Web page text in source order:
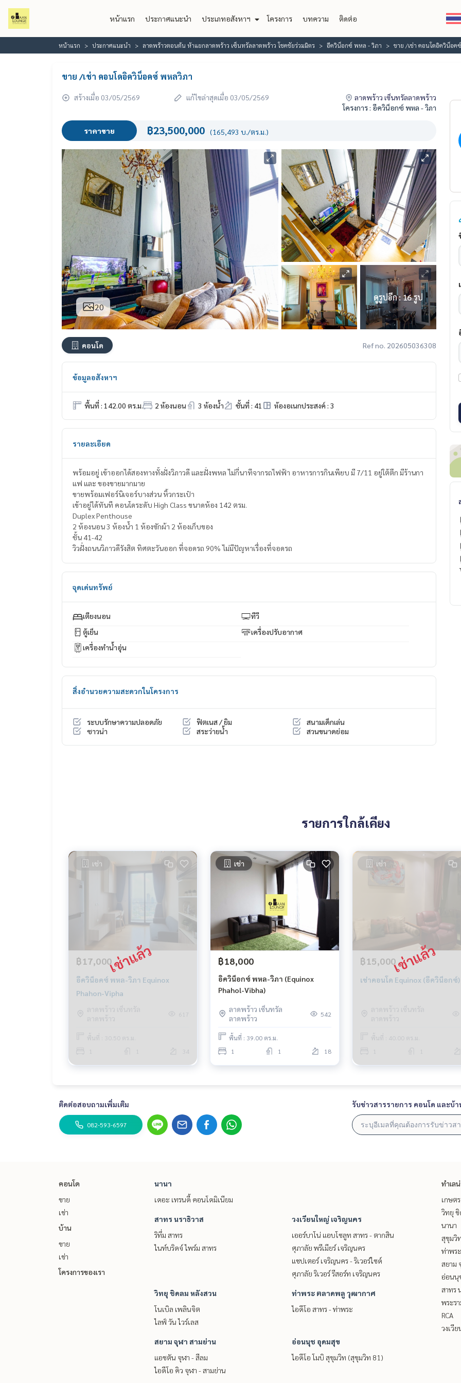
หน้าแรก ประกาศแนะนำ ประเภทอสังหาฯ โครงการ บทความ ติดต่อ
หน้าแรก ประกาศแนะนำ ลาดพร้าวตอนต้น ห้าแยกลาดพร้าว เซ็นทรัลลาดพร้าว โชคชัยร่วมมิตร อีควิน็อกซ์ พหล - วิภา ขาย /เช่า คอนโดอิควิน็อค
ขาย /เช่า คอนโดอิควิน็อคซ์ พหลวิภา
สร้างเมื่อ 03/05/2569 แก้ไขล่าสุดเมื่อ 03/05/2569
ลาดพร้าว เซ็นทรัลลาดพร้าว
โครงการ : อีควิน็อกซ์ พหล - วิภา
ราคาขาย ฿23,500,000 (165,493 บ./ตร.ม.)
20
ดูรูปอีก : 16 รูป
คอนโด Ref no. 202605036308
ข้อมูลอสังหาฯ
พื้นที่ : 142.00 ตร.ม. 2 ห้องนอน 3 ห้องน้ำ ชั้นที่ : 41 ห้องอเนกประสงค์ : 3
รายละเอียด
พร้อมอยู่ เข้าออกได้สองทางทั้งฝั่งวิภาวดี และฝั่งพหล ไม่กี่นาทีจากรถไฟฟ้า อาหารการกินเพียบ มี 7/11 อยู่ใต้ตึก มีร้านกา
แฟ และ ของขายมากมาย
ขายพร้อมเฟอร์นิเจอร์บางส่วน หิ้วกระเป๋า
เข้าอยู่ได้ทันที คอนโดระดับ High Class ขนาดห้อง 142 ตรม.
Duplex Penthouse
2 ห้องนอน 3 ห้องน้ำ 1 ห้องซักผ้า 2 ห้องเก็บของ
ชั้น 41-42
วิวฝั่งถนนวิภาวดีรังสิต ทิศตะวันออก ที่จอดรถ 90% ไม่มีปัญหาเรื่องที่จอดรถ
จุดเด่นทรัพย์
เตียงนอน
ทีวี
ตู้เย็น
เครื่องปรับอากาศ
เครื่องทำน้ำอุ่น
สิ่งอำนวยความสะดวกในโครงการ
ระบบรักษาความปลอดภัย ฟิตเนส / ยิม
สนามเด็กเล่น
ซาวน่า
สระว่ายน้ำ สวนขนาดย่อม
รายการใกล้เคียง
เช่า
฿17,000
อีควิน็อคซ์ พหล-วิภา Equinox
Phahon-Vipha
ลาดพร้าว เซ็นทรัล
ลาดพร้าว
617
พื้นที่ : 30.50 ตร.ม.
34
เช่า
฿18,000
อิควิน็อกซ์ พหล-วิภา (Equinox
Phahol-Vibha)
ลาดพร้าว เซ็นทรัล
ลาดพร้าว
542
พื้นที่ : 39.00 ตร.ม.
1
1 18
เช่า
฿15,000
เช่าคอนโด Equinox (อีควิน็อกซ์)
ลาดพร้าว เซ็นทรัล
ลาดพร้าว
พื้นที่ : 40.00 ตร.ม.
ติดต่อสอบถามเพิ่มเติม
082-593-6597
รับข่าวสารรายการ คอนโด และบ้า
คอนโด
ขาย
เช่า
บ้าน
ขาย
เช่า
โครงการของเรา
นานา
เดอะ เทรนดี้ คอนโดมิเนียม
สาทร นราธิวาส
ริทึ่ม สาทร
ไนท์บริดจ์ ไพร์ม สาทร
วงเวียนใหญ่ เจริญนคร
เออร์บาโน่ แอบโซลูท สาทร - ตากสิน
ศุภาลัย พรีเมียร์ เจริญนคร
แชปเตอร์ เจริญนคร - ริเวอร์ไซด์
ศุภาลัย ริเวอร์ รีสอร์ท เจริญนคร
วิทยุ ชิดลม หลังสวน
โนเบิล เพลินจิต
ไลฟ์ วัน ไวร์เลส
ท่าพระ ตลาดพลู วุฒากาศ
ไอดีโอ สาทร - ท่าพระ
สยาม จุฬา สามย่าน
แอชตัน จุฬา - สีลม
ไอดีโอ คิว จุฬา - สามย่าน
อ่อนนุช อุดมสุข
ไอดีโอ โมบิ สุขุมวิท (สุขุมวิท 81)
ทำเล
เกษต
วิทยุ
นานา
สุขุมวิ
ท่าพร
สยาม
อ่อนนุ
สาทร
พระร
RCA
วงเวี